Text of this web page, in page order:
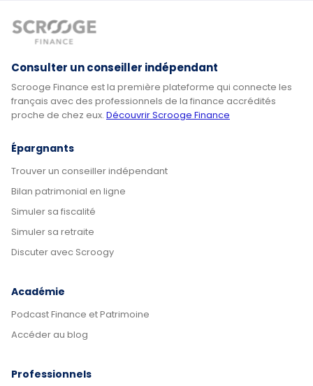
Consulter un conseiller indépendant
Scrooge Finance est la première plateforme qui connecte les
français avec des professionnels de la finance accrédités
proche de chez eux. Découvrir Scrooge Finance
Épargnants
Trouver un conseiller indépendant
Bilan patrimonial en ligne
Simuler sa fiscalité
Simuler sa retraite
Discuter avec Scroogy
Académie
Podcast Finance et Patrimoine
Accéder au blog
Professionnels